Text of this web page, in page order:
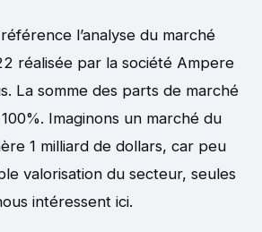
l’analyse du marché
réalisée par la société Ampere
La somme des parts de marché
Imaginons un marché du
1 milliard de dollars, car peu
valorisation du secteur, seules
intéressent ici.